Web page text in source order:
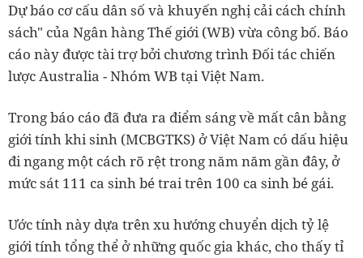
Dự báo cơ cấu dân số và khuyến nghị cải cách chính
sách" của Ngân hàng Thế giới (WB) vừa công bố. Báo
cáo này được tài trợ bởi chương trình Đối tác chiến
lược Australia - Nhóm WB tại Việt Nam.
Trong báo cáo đã đưa ra điểm sáng về mất cân bằng
giới tính khi sinh (MCBGTKS) ở Việt Nam có dấu hiệu
đi ngang một cách rõ rệt trong năm năm gần đây, ở
mức sát 111 ca sinh bé trai trên 100 ca sinh bé gái.
Ước tính này dựa trên xu hướng chuyển dịch tỷ lệ
giới tính tổng thể ở những quốc gia khác, cho thấy tỉ